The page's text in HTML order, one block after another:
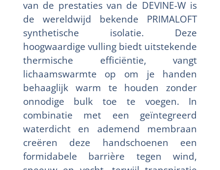
van de prestaties van de DEVINE-W is
de wereldwijd bekende PRIMALOFT
synthetische isolatie. Deze
hoogwaardige vulling biedt uitstekende
thermische efficiëntie, vangt
lichaamswarmte op om je handen
behaaglijk warm te houden zonder
onnodige bulk toe te voegen. In
combinatie met een geïntegreerd
waterdicht en ademend membraan
creëren deze handschoenen een
formidabele barrière tegen wind,